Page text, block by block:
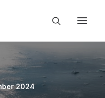
2024